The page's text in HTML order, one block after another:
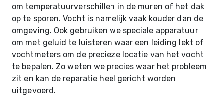
om temperatuurverschillen in de muren of het dak
op te sporen. Vocht is namelijk vaak kouder dan de
omgeving. Ook gebruiken we speciale apparatuur
om met geluid te luisteren waar een leiding lekt of
vochtmeters om de precieze locatie van het vocht
te bepalen. Zo weten we precies waar het probleem
zit en kan de reparatie heel gericht worden
uitgevoerd.